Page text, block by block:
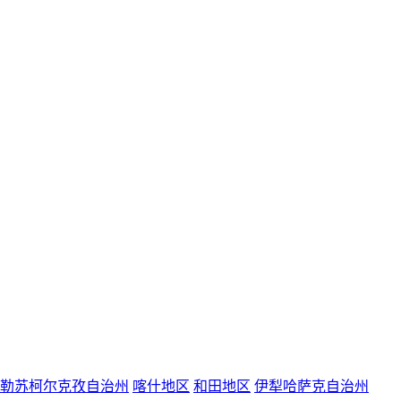
苏柯尔克孜自治州 喀什地区 和田地区 伊犁哈萨克自治州